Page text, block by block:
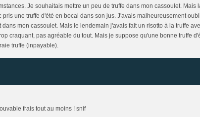
Je souhaitais mettre un peu de truffe dans mon cassoulet. Mais
une truffe d'été en bocal dans son jus. J'avais malheureusement
mon cassoulet. Mais le lendemain j'avais fait un risotto à la truffe
craquant, pas agréable du tout. Mais je suppose qu'une bonne truffe
truffe (inpayable).
frais tout au moins ! snif